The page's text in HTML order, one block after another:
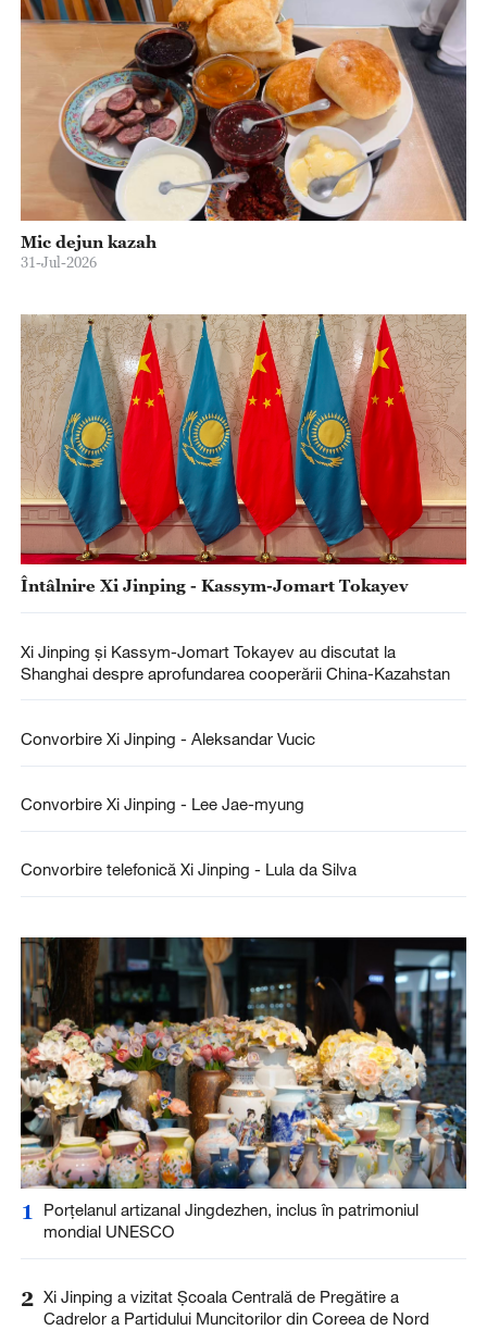
Mic dejun kazah
31-Jul-2026
Întâlnire Xi Jinping - Kassym-Jomart Tokayev
Xi Jinping și Kassym-Jomart Tokayev au discutat la
Shanghai despre aprofundarea cooperării China-Kazahstan
Convorbire Xi Jinping - Aleksandar Vucic
Convorbire Xi Jinping - Lee Jae-myung
Convorbire telefonică Xi Jinping - Lula da Silva
1
Porțelanul artizanal Jingdezhen, inclus în patrimoniul
mondial UNESCO
2 Xi Jinping a vizitat Școala Centrală de Pregătire a
Cadrelor a Partidului Muncitorilor din Coreea de Nord